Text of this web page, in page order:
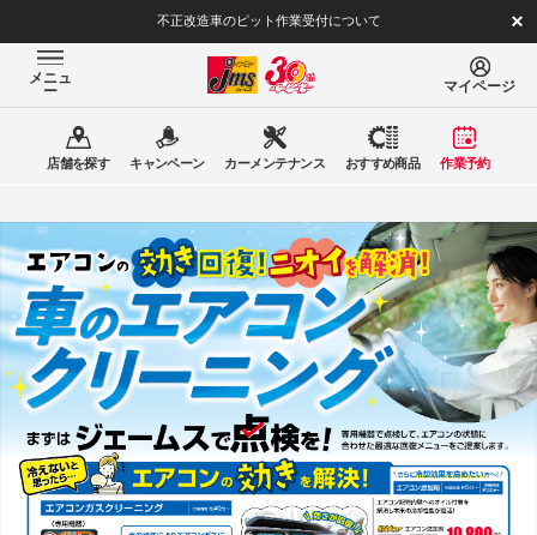
不正改造車のピット作業受付について
メニュ
ー マイページ
店舗を探す キャンペーン カーメンテナンス おすすめ商品 作業予約